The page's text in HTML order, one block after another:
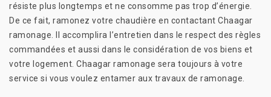
résiste plus longtemps et ne consomme pas trop d’énergie.
De ce fait, ramonez votre chaudière en contactant Chaagar
ramonage. Il accomplira l’entretien dans le respect des règles
commandées et aussi dans le considération de vos biens et
votre logement. Chaagar ramonage sera toujours à votre
service si vous voulez entamer aux travaux de ramonage.